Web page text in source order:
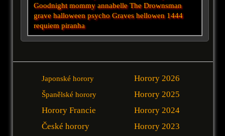
Goodnight mommy annabelle The Drownsman
grave halloween psycho Graves hellowen 1444
requiem piranha
Japonské horory
Španělské horory
Horory Francie
České horory
Horory 2026
Horory 2025
Horory 2024
Horory 2023